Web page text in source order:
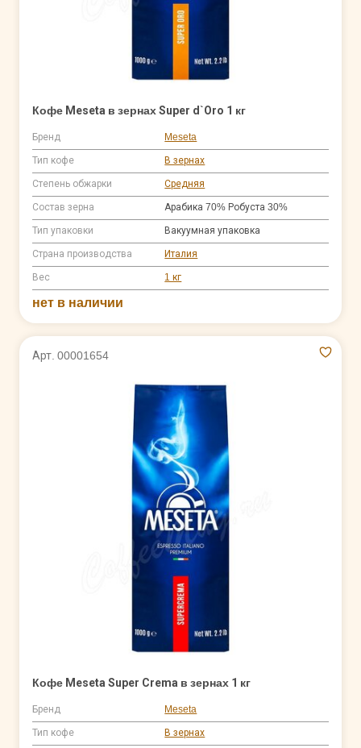
Кофе Meseta в зернах Super d`Oro 1 кг
Бренд Meseta
Тип кофе В зернах
Степень обжарки Средняя
Состав зерна Арабика 70% Робуста 30%
Тип упаковки Вакуумная упаковка
Страна производства Италия
Вес 1 кг
нет в наличии
Арт. 00001654
Кофе Meseta Super Crema в зернах 1 кг
Бренд Meseta
Тип кофе В зернах